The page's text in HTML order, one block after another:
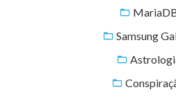
Samsung